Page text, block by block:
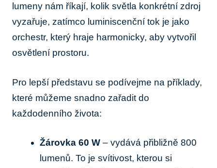
lumeny nám říkají, kolik světla konkrétní zdroj
vyzařuje, zatímco luminiscenční tok je jako
orchestr, který hraje harmonicky, aby vytvořil
osvětlení prostoru.
Pro lepší představu se podívejme na příklady,
které můžeme snadno zařadit do
každodenního života:
Žárovka 60 W – vydává přibližně 800
lumenů. To je svítivost, kterou si